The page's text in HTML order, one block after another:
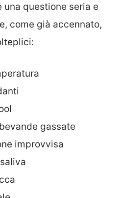
una questione seria e
come già accennato,
gassate
improvvisa